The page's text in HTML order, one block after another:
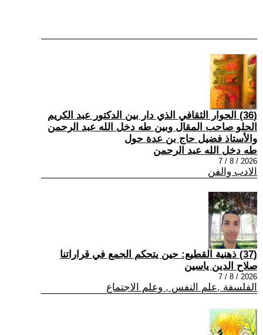
(36) الحوار الثقافي الذي دار بين الدكتور عبد الكريم
الحلو صاحب المقال وبين طه دخل الله عبد الرحمن
والأستاذ فضيل حاج بن عدة حول
طه دخل الله عبد الرحمن
2026 / 8 / 7
الادب والفن
(37) ذهنية القطيع: حين يتحكم الجمع في قراراتنا
صلاح الدين ياسين
2026 / 8 / 7
الفلسفة ,علم النفس , وعلم الاجتماع